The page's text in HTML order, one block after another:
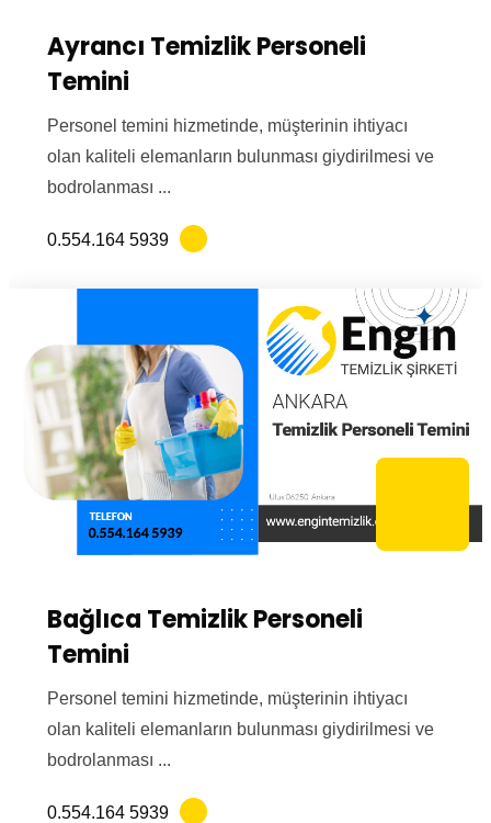
Ayrancı Temizlik Personeli
Temini
Personel temini hizmetinde, müşterinin ihtiyacı
olan kaliteli elemanların bulunması giydirilmesi ve
bodrolanması ...
0.554.164 5939
Bağlıca Temizlik Personeli
Temini
Personel temini hizmetinde, müşterinin ihtiyacı
olan kaliteli elemanların bulunması giydirilmesi ve
bodrolanması ...
0.554.164 5939